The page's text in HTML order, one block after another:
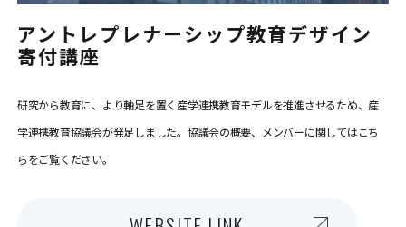
アントレプレナーシップ教育デザイン
寄付講座
研究から教育に、より軸足を置く産学連携教育モデルを推進させるため、産
学連携教育協議会が発足しました。協議会の概要、メンバーに関してはこち
らをご覧ください。